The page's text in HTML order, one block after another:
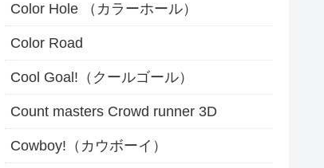
Color Hole （カラーホール）
Color Road
Cool Goal!（クールゴール）
Count masters Crowd runner 3D
Cowboy!（カウボーイ）